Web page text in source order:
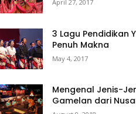
April 27, 2017
3 Lagu Pendidikan
Penuh Makna
May 4, 2017
Mengenal Jenis-
Gamelan dari